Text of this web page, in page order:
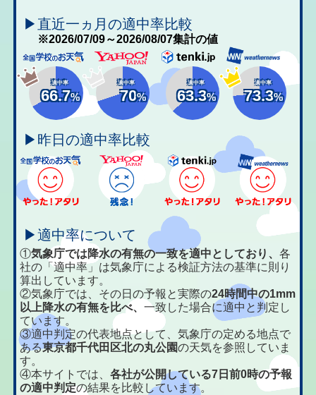
▶直近一ヵ月の適中率比較
※2026/07/09～2026/08/07集計の値
適中率
66.7%
適中率
70%
適中率
63.3%
適中率
73.3%
▶昨日の適中率比較
▶適中率について
①気象庁では降水の有無の一致を適中としており、各
社の「適中率」は気象庁による検証方法の基準に則り
算出しています。
②気象庁では、その日の予報と実際の24時間中の1mm
以上降水の有無を比べ、一致した場合に適中と判定し
ています。
③適中判定の代表地点として、気象庁の定める地点で
ある東京都千代田区北の丸公園の天気を参照していま
す。
④本サイトでは、各社が公開している7日前0時の予報
の適中判定の結果を比較しています。